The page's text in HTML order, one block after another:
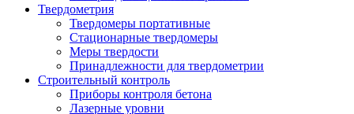
Твердометрия
Твердомеры портативные
Стационарные твердомеры
Меры твердости
Принадлежности для твердометрии
Строительный контроль
Приборы контроля бетона
Лазерные уровни